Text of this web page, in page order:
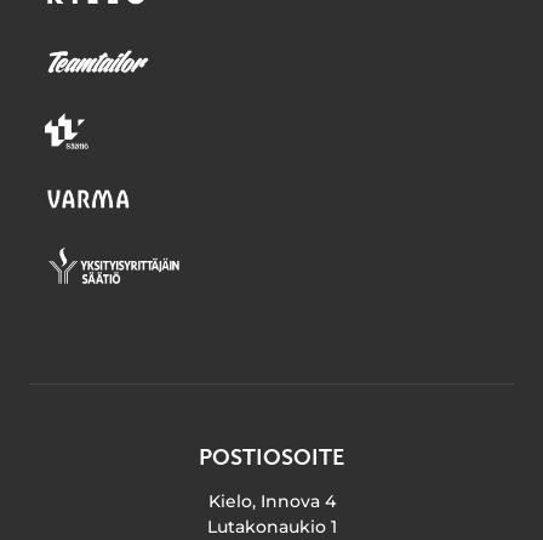
POSTIOSOITE
Kielo, Innova 4
Lutakonaukio 1